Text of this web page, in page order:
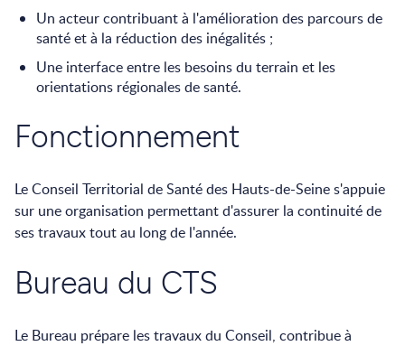
Un acteur contribuant à l'amélioration des parcours de
santé et à la réduction des inégalités ;
Une interface entre les besoins du terrain et les
orientations régionales de santé.
Fonctionnement
Le Conseil Territorial de Santé des Hauts-de-Seine s'appuie
sur une organisation permettant d'assurer la continuité de
ses travaux tout au long de l'année.
Bureau du CTS
Le Bureau prépare les travaux du Conseil, contribue à